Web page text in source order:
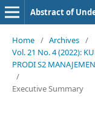
Home / Archives /
Vol. 21 No. 4 (2022):
PRODI S2
/
Executive Summary